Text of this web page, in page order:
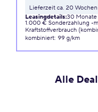
Lieferzeit ca. 20 Wochen
Leasingdetails:30 Monate
1.000 € Sonderzahlung
Kraftstoffverbrauch
kombiniert: 99 g/km
Alle